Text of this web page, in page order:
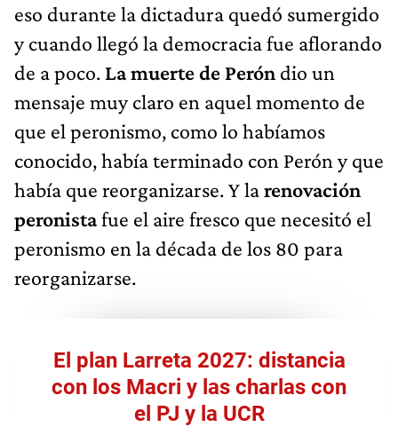
eso durante la dictadura quedó sumergido
y cuando llegó la democracia fue aflorando
de a poco. La muerte de Perón dio un
mensaje muy claro en aquel momento de
que el peronismo, como lo habíamos
conocido, había terminado con Perón y que
había que reorganizarse. Y larenovación
peronistafue el aire fresco que necesitó el
peronismo en la década de los 80 para
reorganizarse.
El plan Larreta 2027: distancia
con los Macri y las charlas con
el PJ y la UCR